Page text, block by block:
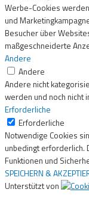
Werbe-Cookies
und
Besucher über
maßgeschneiderte
Andere
Andere
Andere nicht
werden und noch nicht
Erforderliche
Erforderliche
Notwendige Cookies
unbedingt erforderlich.
Funktionen und
SPEICHERN &
Unterstützt von